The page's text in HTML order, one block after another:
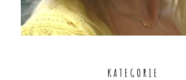
KATEGORIE